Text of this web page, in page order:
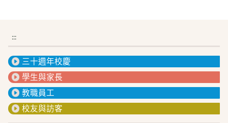
:::
三十週年校慶
學生與家長
教職員工
校友與訪客